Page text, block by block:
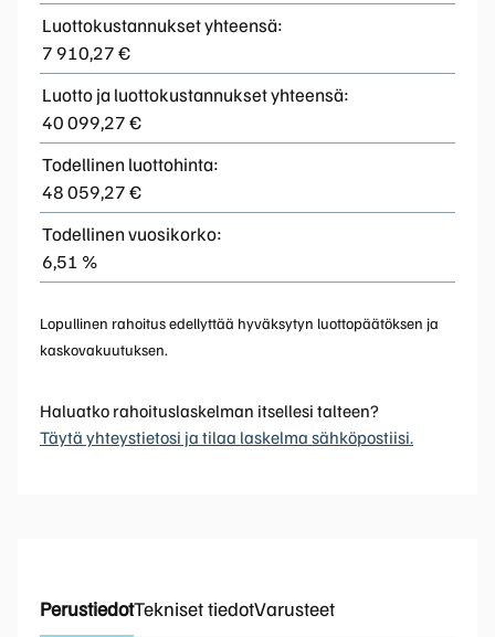
Luottokustannukset yhteensä:
7 910,27 €
Luotto ja luottokustannukset yhteensä:
40 099,27 €
Todellinen luottohinta:
48 059,27 €
Todellinen vuosikorko:
6,51 %
Lopullinen rahoitus edellyttää hyväksytyn luottopäätöksen ja
kaskovakuutuksen.
Haluatko rahoituslaskelman itsellesi talteen?
Täytä yhteystietosi ja tilaa laskelma sähköpostiisi.
PerustiedotTekniset tiedotVarusteet